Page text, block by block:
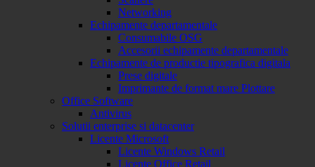
Networking
Echipamente departamentale
Consumabile OSG
Accesorii echipamente departamentale
Echipamente de productie tipografica digitala
Prese digitale
Imprimante de format mare Plottare
Office Software
Antivirus
Solutii enterprise si datacenter
Licente Microsoft
Licente Windows Retail
Licente Office Retail